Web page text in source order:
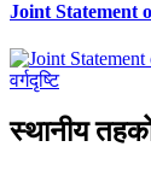
Joint Statement
वर्गदृष्टि
स्थानीय